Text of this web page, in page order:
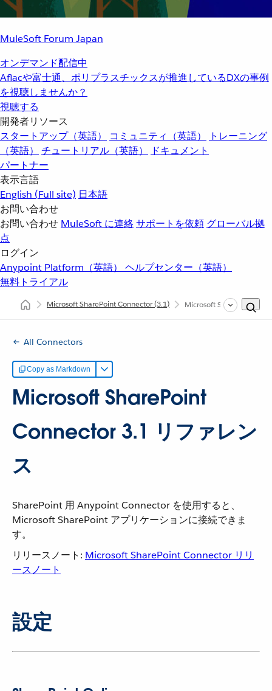
MuleSoft Forum Japan
オンデマンド配信中
Aflacや富士通、ポリプラスチックスが推進しているDXの事例
を視聴しませんか？
視聴する
開発者リソース
スタートアップ（英語）
コミュニティ（英語）
トレーニング
（英語）
チュートリアル（英語）
ドキュメント
パートナー
表示言語
English (Full site) 日本語
お問い合わせ
お問い合わせ MuleSoft に連絡サポートを依頼 グローバル拠
点
ログイン
Anypoint Platform（英語） ヘルプセンター（英語）
無料トライアル
Microsoft SharePoint Connector(3.1) Microsoft SharePoint
All Connectors
Copy as Markdown
Microsoft SharePoint
Connector 3.1 リファレン
ス
SharePoint 用 Anypoint Connector を使用すると、
Microsoft SharePoint アプリケーションに接続できま
す。
リリースノート: Microsoft SharePoint Connector リリ
ースノート
設定